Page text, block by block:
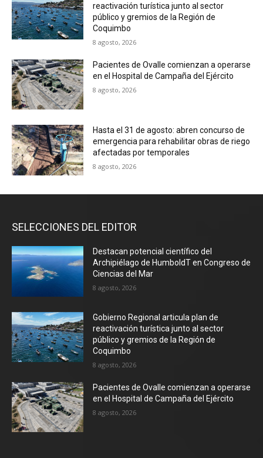
reactivación turística junto al sector
público y gremios de la Región de
Coquimbo
8 agosto, 2026
Pacientes de Ovalle comienzan a operarse
en el Hospital de Campaña del Ejército
8 agosto, 2026
Hasta el 31 de agosto: abren concurso de
emergencia para rehabilitar obras de riego
afectadas por temporales
8 agosto, 2026
SELECCIONES DEL EDITOR
Destacan potencial científico del
Archipiélago de HumboldT en Congreso de
Ciencias del Mar
8 agosto, 2026
Gobierno Regional articula plan de
reactivación turística junto al sector
público y gremios de la Región de
Coquimbo
8 agosto, 2026
Pacientes de Ovalle comienzan a operarse
en el Hospital de Campaña del Ejército
8 agosto, 2026